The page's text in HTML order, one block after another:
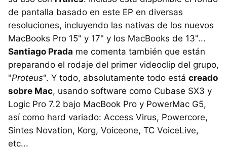
de pantalla basado en este EP en diversas
resoluciones, incluyendo las nativas de los nuevos
MacBooks Pro 15" y 17" y los MacBooks de 13"...
Santiago Prada me comenta también que están
preparando el rodaje del primer videoclip del grupo,
"Proteus". Y todo, absolutamente todo está creado
sobre Mac, usando software como Cubase SX3 y
Logic Pro 7.2 bajo MacBook Pro y PowerMac G5,
así como hard variado: Access Virus, Powercore,
Sintes Novation, Korg, Voiceone, TC VoiceLive,
etc...